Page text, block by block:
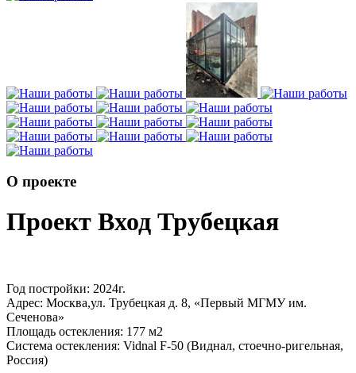
О проекте
Проект Вход Трубецкая
Год постройки: 2024г.
Адрес: Москва,ул. Трубецкая д. 8, «Первый МГМУ им.
Сеченова»
Площадь остекления: 177 м2
Система остекления: Vidnal F-50 (Виднал, стоечно-ригельная,
Россия)